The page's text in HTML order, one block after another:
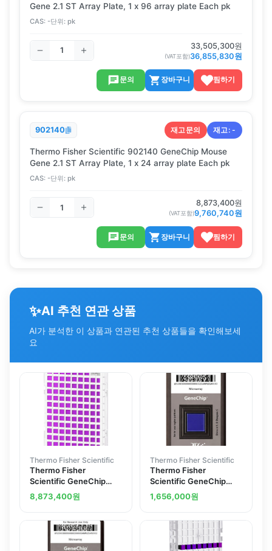
Gene 2.1 ST Array Plate, 1 x 96 array plate Each pk
CAS: -단위: pk
33,505,300원
(VAT포함)36,855,830원
문의 장바구니 찜하기
902140 재고문의 재고:-
Thermo Fisher Scientific 902140 GeneChip Mouse
Gene 2.1 ST Array Plate, 1 x 24 array plate Each pk
CAS: -단위: pk
8,873,400원
(VAT포함)9,760,740원
문의 장바구니 찜하기
✨AI 추천 연관 상품
AI가 분석한 이 상품과 연관된 추천 상품들을 확인해보세
요
Thermo Fisher Scientific
Thermo Fisher
Scientific GeneChip
Mouse Gene 1.1 ST
Array Plate 1 x 96 array
8,873,400원
Thermo Fisher Scientific
Thermo Fisher
Scientific GeneChip
Mouse Gene 1.0 ST
Array 2 arrays
1,656,000원